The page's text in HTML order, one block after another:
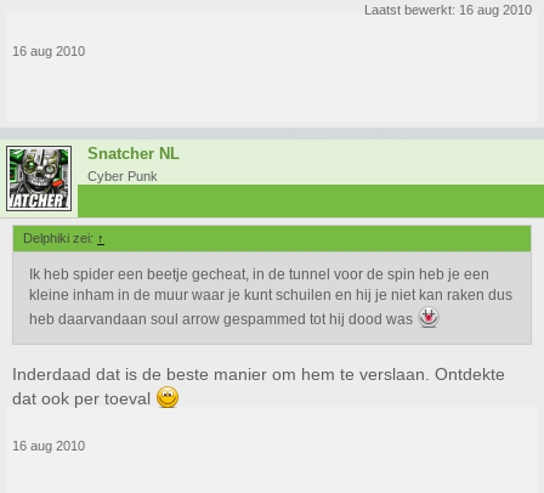
Laatst bewerkt: 16 aug 2010
16 aug 2010
Snatcher NL
Cyber Punk
Delphiki zei: ↑
Ik heb spider een beetje gecheat, in de tunnel voor de spin heb je een
kleine inham in de muur waar je kunt schuilen en hij je niet kan raken dus
heb daarvandaan soul arrow gespammed tot hij dood was
Inderdaad dat is de beste manier om hem te verslaan. Ontdekte
dat ook per toeval
16 aug 2010